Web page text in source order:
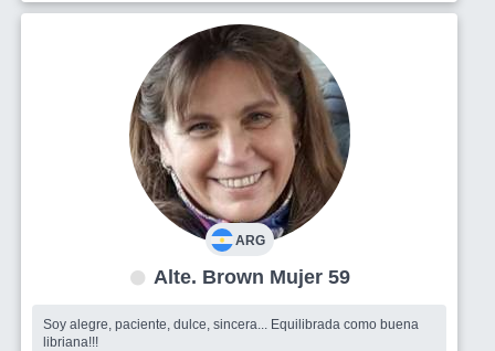
ARG
Alte. Brown Mujer 59
Soy alegre, paciente, dulce, sincera... Equilibrada como buena
libriana!!!